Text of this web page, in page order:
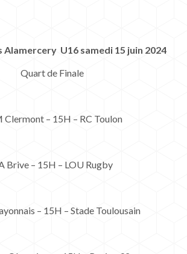
Alamercery U16 samedi 15 juin 2024
Quart de Finale
Clermont – 15H – RC Toulon
Brive – 15H – LOU Rugby
– 15H – Stade Toulousain